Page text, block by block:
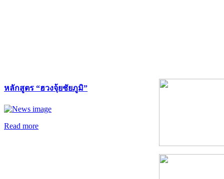
หลักสูตร “ฮวงจุ้ยชัยภูมิ”
Read more